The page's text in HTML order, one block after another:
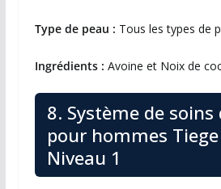
Type de peau : Tous les types de
Ingrédients : Avoine et Noix de
8. Système de soins
pour hommes
Niveau 1